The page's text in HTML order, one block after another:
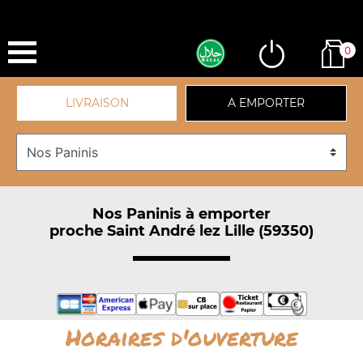
0
LIVRAISON A EMPORTER
Nos Paninis à emporter
proche Saint André lez Lille (59350)
Horaires d'ouverture